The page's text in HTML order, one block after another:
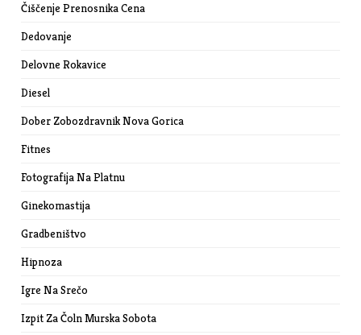
Čiščenje Prenosnika Cena
Dedovanje
Delovne Rokavice
Diesel
Dober Zobozdravnik Nova Gorica
Fitnes
Fotografija Na Platnu
Ginekomastija
Gradbeništvo
Hipnoza
Igre Na Srečo
Izpit Za Čoln Murska Sobota